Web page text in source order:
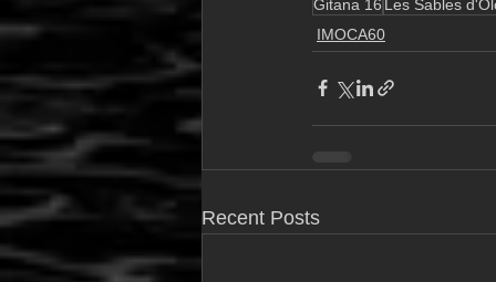
Gitana 16 Les Sables
IMOCA60
Recent Posts